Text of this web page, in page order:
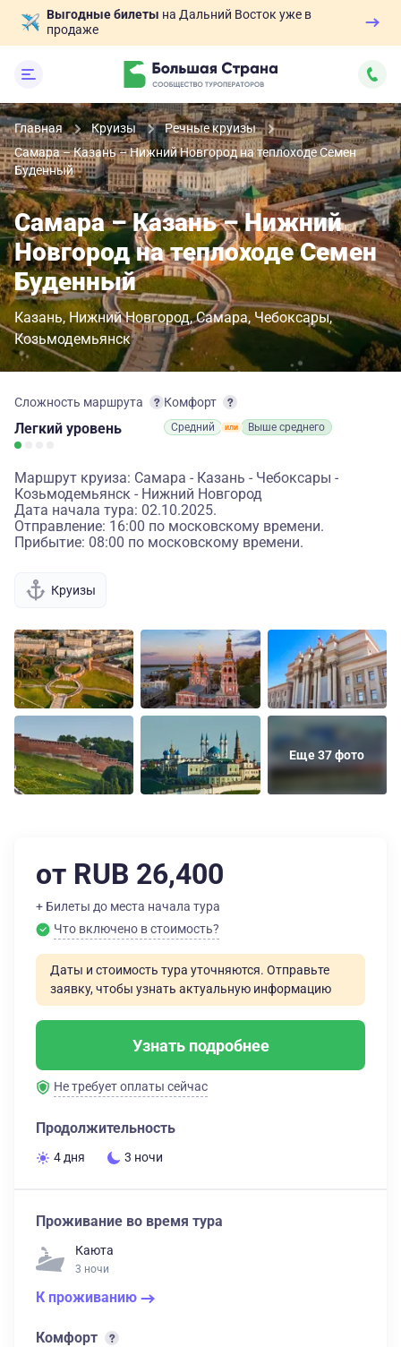
Выгодные билеты на Дальний Восток уже в
продаже
Главная Круизы
Речные круизы
Самара – Казань – Нижний Новгород на теплоходе Семен
Буденный
Самара – Казань – Нижний
Новгород на теплоходе Семен
Буденный
Казань Нижний Новгород Самара Чебоксары
Козьмодемьянск
Сложность маршрута
Легкий уровень
Комфорт
Средний Выше среднего
Маршрут круиза: Самара - Казань - Чебоксары -
Козьмодемьянск - Нижний Новгород
Дата начала тура: 02.10.2025.
Отправление: 16:00 по московскому времени.
Прибытие: 08:00 по московскому времени.
Круизы
Еще 37 фото
от RUB 26,400
+ Билеты до места начала тура
Что включено в стоимость?
Даты и стоимость тура уточняются. Отправьте
заявку, чтобы узнать актуальную информацию
Узнать подробнее
Не требует оплаты сейчас
Продолжительность
4 дня 3 ночи
Проживание во время тура
Каюта
3 ночи
К проживанию
Комфорт